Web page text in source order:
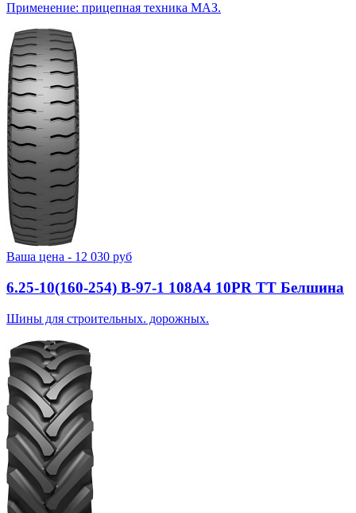
Применение: прицепная техника МАЗ.
Ваша цена - 12 030 руб
6.25-10(160-254) В-97-1 108A4 10PR TT Белшина
Шины для строительных. дорожных.